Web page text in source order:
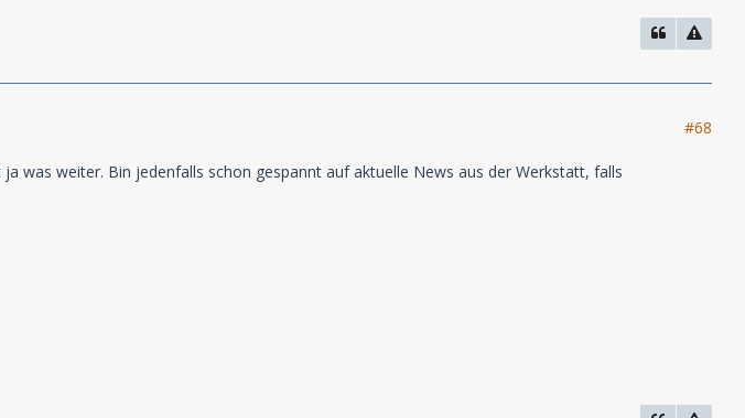
#68
was weiter. Bin jedenfalls schon gespannt auf aktuelle News aus der Werkstatt, falls